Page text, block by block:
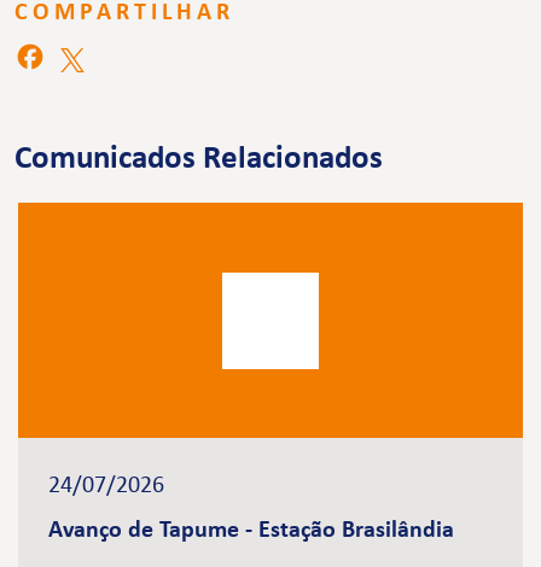
COMPARTILHAR
Comunicados Relacionados
24/07/2026
Avanço de Tapume - Estação Brasilândia